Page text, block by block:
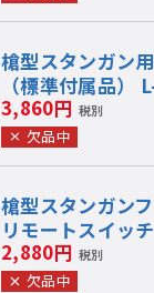
槍型スタンガン
（標準付属品）
3,860円 税別
欠品中
槍型スタンガン
リモートスイッ
2,880円 税別
欠品中